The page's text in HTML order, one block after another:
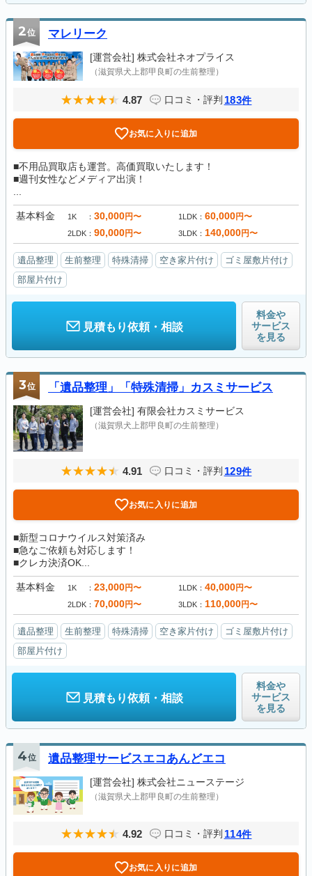
2位 マレリーク
[運営会社] 株式会社ネオプライス
（滋賀県犬上郡甲良町の生前整理）
4.87 口コミ・評判 183件
お気に入りに追加
■不用品買取店も運営。高価買取いたします！
■週刊女性などメディア出演！
基本料金 1K 30,000円〜 1LDK 60,000円〜
2LDK 90,000円〜 3LDK 140,000円〜
遺品整理 生前整理 特殊清掃 空き家片付け
ゴミ屋敷片付け
部屋片付け
見積もり依頼・相談
料金や
サービス
を見る
3位 「遺品整理」「特殊清掃」カスミサービス
[運営会社] 有限会社カスミサービス
（滋賀県犬上郡甲良町の生前整理）
4.91 口コミ・評判 129件
お気に入りに追加
■新型コロナウイルス対策済み
■急なご依頼も対応します！
■クレカ決済OK...
基本料金 1K 23,000円〜 1LDK 40,000円〜
2LDK 70,000円〜 3LDK 110,000円〜
遺品整理 生前整理 特殊清掃 空き家片付け
ゴミ屋敷片付け
部屋片付け
見積もり依頼・相談
料金や
サービス
を見る
4位 遺品整理サービスエコあんどエコ
[運営会社] 株式会社ニューステージ
（滋賀県犬上郡甲良町の生前整理）
4.92 口コミ・評判 114件
お気に入りに追加